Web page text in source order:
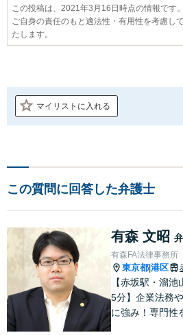
この投稿は、2021年3月16日時点の情報です。
ご自身の責任のもと適法性・有用性を考慮し
たします。
マイリストに入れる
この質問に回答した弁護士
有森 文昭
有森FA法律事務所
東京都 港区
【赤坂駅・溜
5分】企業法務
に強み！専門性